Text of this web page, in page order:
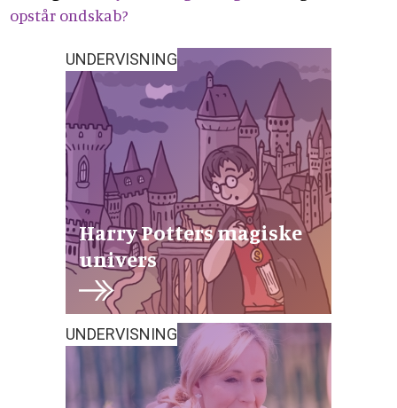
opstår ondskab?
UNDERVISNING
Harry Potters magiske
univers
UNDERVISNING